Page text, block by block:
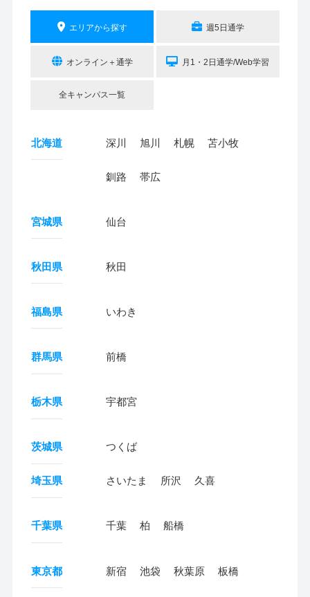
エリアから探す 週5日通学
オンライン＋通学 月1・2日通学/Web学習
全キャンパス一覧
北海道 深川 旭川 札幌 苫小牧
釧路 帯広
宮城県 仙台
秋田県 秋田
福島県 いわき
群馬県 前橋
栃木県 宇都宮
茨城県 つくば
埼玉県 さいたま 所沢 久喜
千葉県 千葉 柏 船橋
東京都 新宿 池袋 秋葉原 板橋